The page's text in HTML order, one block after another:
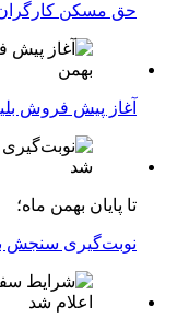
حق مسکن کارگران ۳ میلیون تومان
آغاز پیش فروش بلیت‌
تا پایان بهمن ماه؛
نوبت‌گیری سنجش